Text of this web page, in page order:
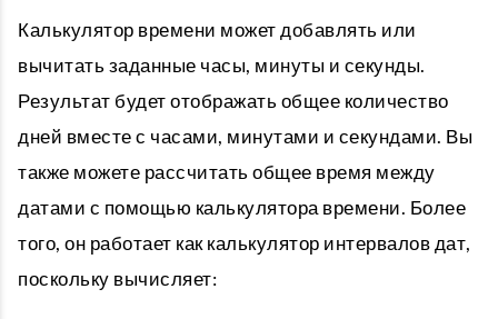
Калькулятор времени может добавлять или
вычитать заданные часы, минуты и секунды.
Результат будет отображать общее количество
дней вместе с часами, минутами и секундами. Вы
также можете рассчитать общее время между
датами с помощью калькулятора времени. Более
того, он работает как калькулятор интервалов дат,
поскольку вычисляет: